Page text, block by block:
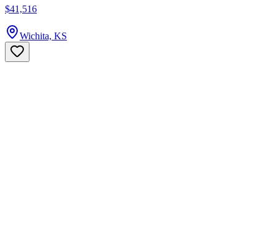
$41,516
Wichita, KS